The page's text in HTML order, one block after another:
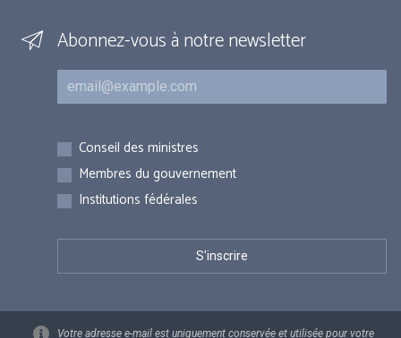
Abonnez-vous à notre newsletter
Courriel
Inscriptions
Conseil des ministres
Membres du gouvernement
Institutions fédérales
Votre adresse e-mail est uniquement conservée et utilisée pour votre